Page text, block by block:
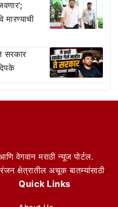
मारण्याची
सरकार
वेगवान मराठी न्यूज पोर्टल.
क्षेत्रातील अचूक बातम्यांसाठी
Quick Links